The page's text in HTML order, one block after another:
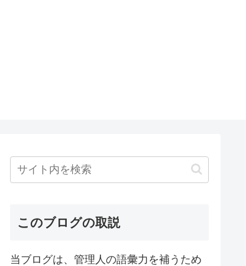
このブログの取説
当ブログは、管理人の語彙力を補うため